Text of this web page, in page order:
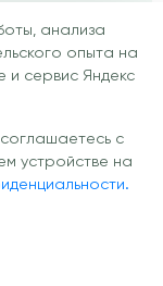
для
анализа
опыта на
и сервис Яндекс
с
устройстве на